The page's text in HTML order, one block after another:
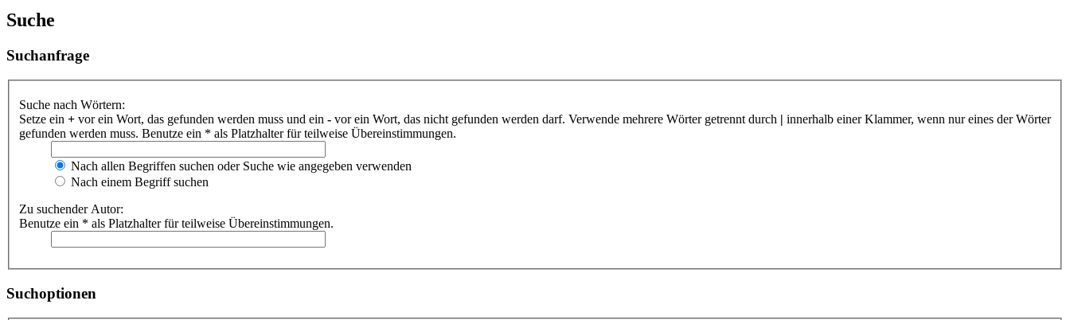
Suche
Suchanfrage
Suche nach Wörtern:
Setze ein + vor ein Wort, das gefunden werden muss und ein - vor ein Wort, das nicht gefunden werden darf. Verwende mehrere Wörter getrennt durch | innerhalb einer Klammer, wenn nur eines der Wörter
gefunden werden muss. Benutze ein * als Platzhalter für teilweise Übereinstimmungen.
Nach allen Begriffen suchen oder Suche wie angegeben verwenden
Nach einem Begriff suchen
Zu suchender Autor:
Benutze ein * als Platzhalter für teilweise Übereinstimmungen.
Suchoptionen